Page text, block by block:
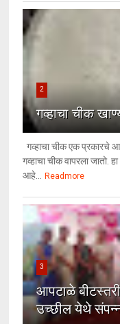
2
गव्हाचा चीक
गव्हाचा चीक एक प्रकारचे
गव्हाचा चीक वापरला जातो.
आहे... Readmore
3
आपटाळे
उच्छील येथे